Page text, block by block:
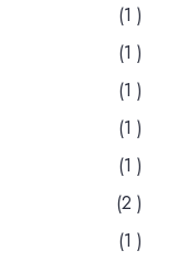
(1 )
(1 )
(1 )
(1 )
(1 )
(2 )
(1 )